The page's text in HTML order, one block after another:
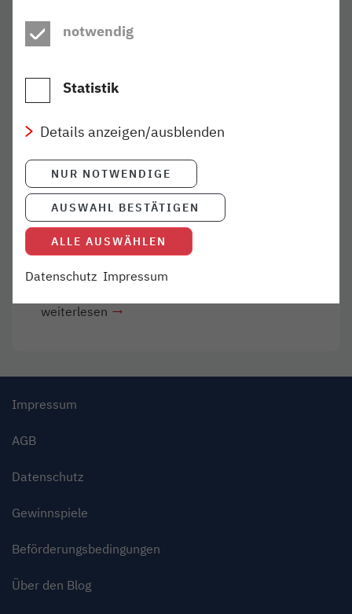
ERLEBEN
Matjes, jes-jes-jes
weiterlesen
ERLEBEN 26. MAI 2023
Matjeswochen
weiterlesen
19. OKT 2022
Schöner Herbstausflug:
weiterlesen
Impressum
AGB
Datenschutz
Gewinnspiele
Beförderungsbedingungen
Über den Blog
notwendig
Statistik
Details anzeigen/ausblenden
NUR NOTWENDIGE
AUSWAHL BESTÄTIGEN
ALLE AUSWÄHLEN
Datenschutz Impressum